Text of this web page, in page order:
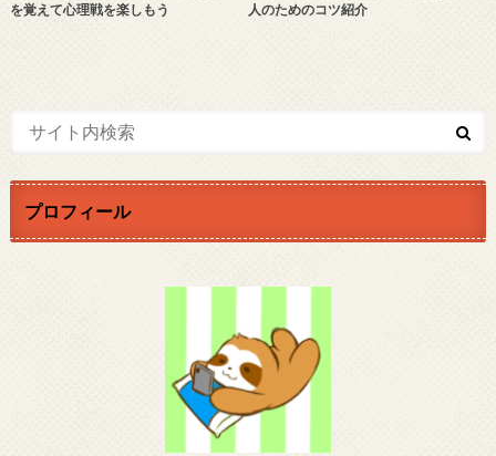
を覚えて心理戦を楽しもう
人のためのコツ紹介
プロフィール